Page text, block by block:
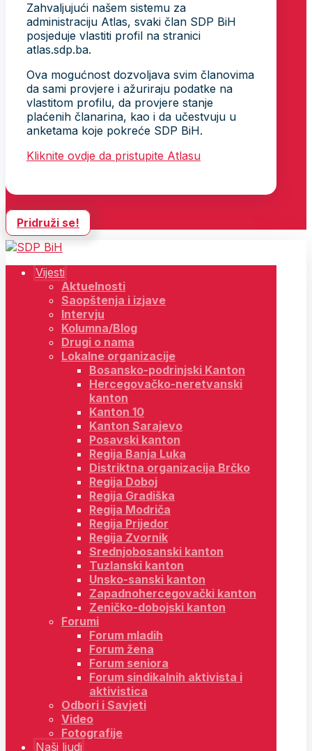
Zahvaljujući našem sistemu za
administraciju Atlas, svaki član SDP BiH
posjeduje vlastiti profil na stranici
atlas.sdp.ba.
Ova mogućnost dozvoljava svim članovima
da sami provjere i ažuriraju podatke na
vlastitom profilu, da provjere stanje
plaćenih članarina, kao i da učestvuju u
anketama koje pokreće SDP BiH.
Kliknite ovdje da pristupite Atlasu
Pridruži se!
Vijesti
Aktuelnosti
Saopštenja i izjave
Intervju
Kolumna/Blog
Drugi o nama
Lokalne organizacije
Bosansko-podrinjski Kanton
Hercegovačko-neretvanski
kanton
Kanton 10
Kanton Sarajevo
Posavski kanton
Regija Banja Luka
Distriktna organizacija Brčko
Regija Doboj
Regija Gradiška
Regija Modriča
Regija Prijedor
Regija Zvornik
Srednjobosanski kanton
Tuzlanski kanton
Unsko-sanski kanton
Zapadnohercegovački kanton
Zeničko-dobojski kanton
Forumi
Forum mladih
Forum žena
Forum seniora
Forum sindikalnih aktivista i
aktivistica
Odbori i Savjeti
Video
Fotografije
Naši ljudi